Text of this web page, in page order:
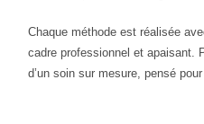
Chaque méthode est réalisée
cadre professionnel et apaisant.
d’un soin sur mesure, pensé